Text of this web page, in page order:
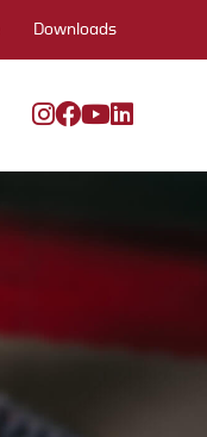
Downloads